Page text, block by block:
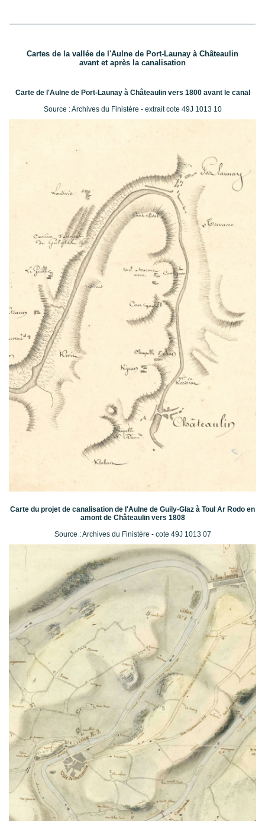
Cartes de la vallée de l'Aulne de Port-Launay à Châteaulin
avant et après la canalisation
Carte de l'Aulne de Port-Launay à Châteaulin vers 1800 avant le canal
Source : Archives du Finistère - extrait cote 49J 1013 10
Carte du projet de canalisation de l'Aulne de Guily-Glaz à Toul Ar Rodo en
amont de Châteaulin vers 1808
Source : Archives du Finistère - cote 49J 1013 07